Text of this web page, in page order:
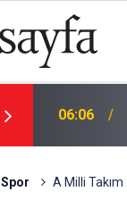
06:06
Spor A Milli